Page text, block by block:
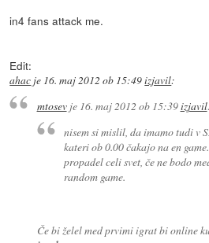
in4 fans attack me.
Edit:
ahac je 16. maj 2012 ob 15:49izjavil:
mtosevje 16. maj 2012 ob 15:39izjavil
nisem si mislil, da imamo tudi v
kateri ob 0.00 čakajo na en
propadel celi svet, če ne bodo
random game.
Če bi želel med prvimi igrat bi online